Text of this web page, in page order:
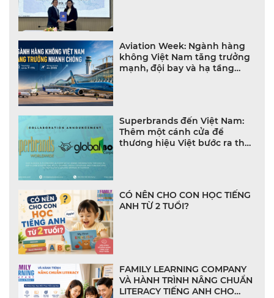
Aviation Week: Ngành hàng
không Việt Nam tăng trưởng
mạnh, đội bay và hạ tầng
Superbrands đến Việt Nam:
Thêm một cánh cửa để
thương hiệu Việt bước ra thế
CÓ NÊN CHO CON HỌC TIẾNG
ANH TỪ 2 TUỔI?
FAMILY LEARNING COMPANY
VÀ HÀNH TRÌNH NÂNG CHUẨN
LITERACY TIẾNG ANH CHO